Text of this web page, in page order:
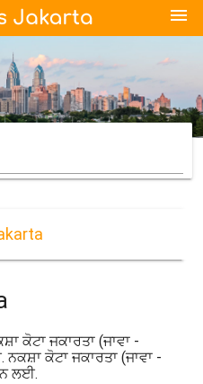
menu
ਕੋਟਾ ਜਕਾਰਤਾ (ਜਾਵਾ -
ਕੋਟਾ ਜਕਾਰਤਾ (ਜਾਵਾ -
ਲਈ.